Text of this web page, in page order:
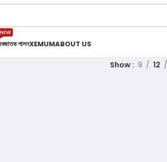
পালন
NEW
XEMUMABOUT US
Show 9 12